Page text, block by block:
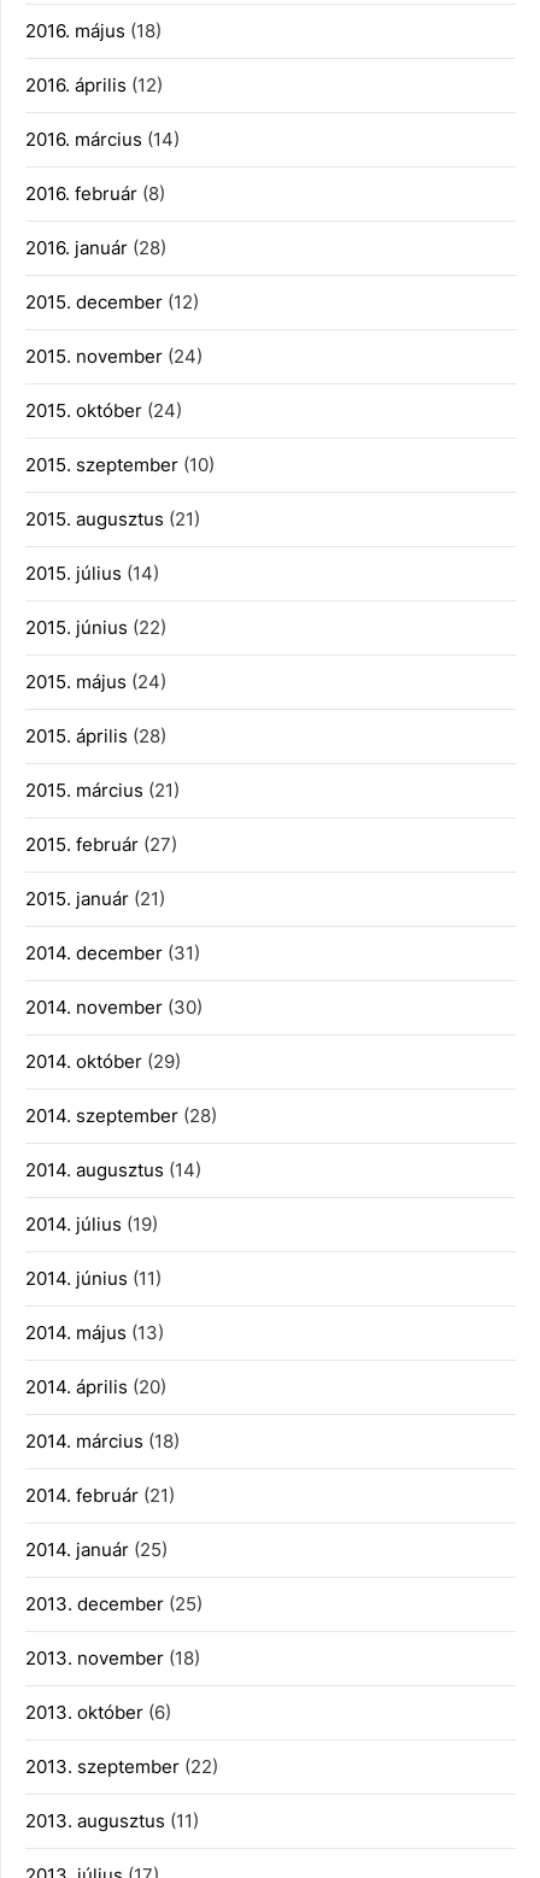
2016. május (18)
2016. április (12)
2016. március (14)
2016. február (8)
2016. január (28)
2015. december (12)
2015. november (24)
2015. október (24)
2015. szeptember (10)
2015. augusztus (21)
2015. július (14)
2015. június (22)
2015. május (24)
2015. április (28)
2015. március (21)
2015. február (27)
2015. január (21)
2014. december (31)
2014. november (30)
2014. október (29)
2014. szeptember (28)
2014. augusztus (14)
2014. július (19)
2014. június (11)
2014. május (13)
2014. április (20)
2014. március (18)
2014. február (21)
2014. január (25)
2013. december (25)
2013. november (18)
2013. október (6)
2013. szeptember (22)
2013. augusztus (11)